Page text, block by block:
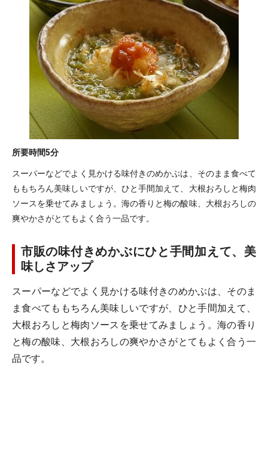
所要時間5分
スーパーなどでよく見かける味付きのめかぶは、そのまま食べて
ももちろん美味しいですが、ひと手間加えて、大根おろしと梅肉
ソースを乗せてみましょう。海の香りと梅の酸味、大根おろしの
爽やかさがとてもよく合う一品です。
市販の味付きめかぶにひと手間加えて、美
味しさアップ
スーパーなどでよく見かける味付きのめかぶは、そのま
ま食べてももちろん美味しいですが、ひと手間加えて、
大根おろしと梅肉ソースを乗せてみましょう。海の香り
と梅の酸味、大根おろしの爽やかさがとてもよく合う一
品です。